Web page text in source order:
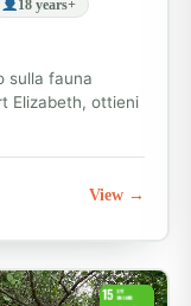
18 years+
sulla fauna
Elizabeth, ottieni
View →